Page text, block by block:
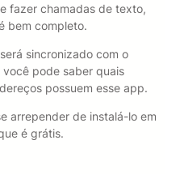
fazer chamadas de texto,
bem completo.
sincronizado com o
pode saber quais
possuem esse app.
arrepender de instalá-lo em
é grátis.